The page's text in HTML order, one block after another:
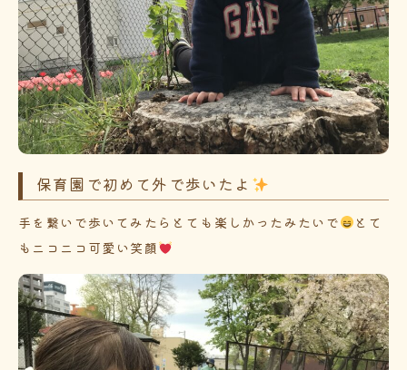
保育園で初めて外で歩いたよ
手を繋いで歩いてみたらとても楽しかったみたいで
とて
もニコニコ可愛い笑顔